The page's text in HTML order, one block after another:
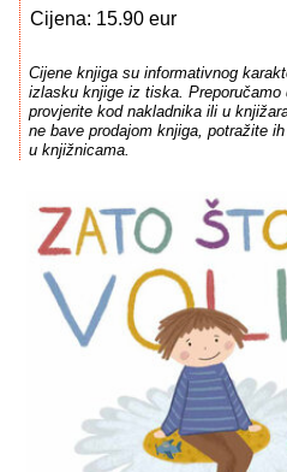
Cijena: 15.90 eur
Cijene knjiga su informativnog
izlasku knjige iz tiska.
provjerite kod nakladnika ili u
ne bave prodajom knjiga, potražite
u knjižnicama.